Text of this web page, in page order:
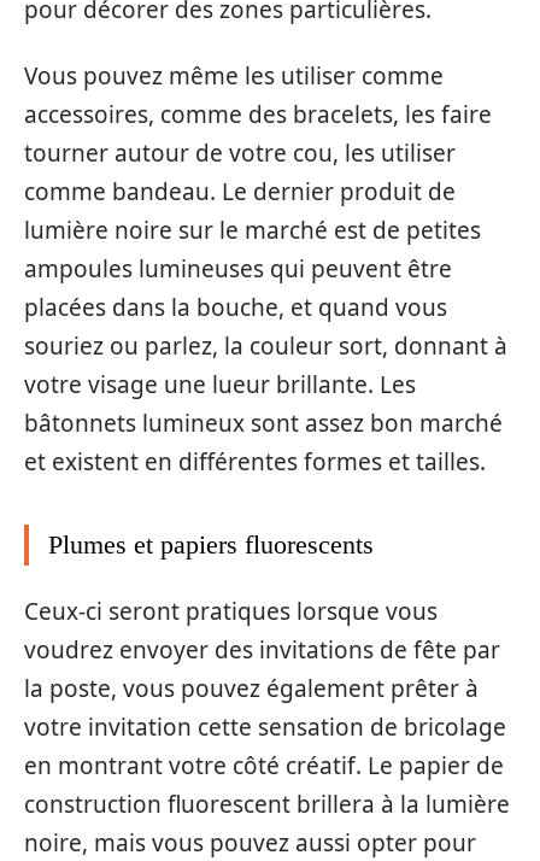
pour décorer des zones particulières.
Vous pouvez même les utiliser comme
accessoires, comme des bracelets, les faire
tourner autour de votre cou, les utiliser
comme bandeau. Le dernier produit de
lumière noire sur le marché est de petites
ampoules lumineuses qui peuvent être
placées dans la bouche, et quand vous
souriez ou parlez, la couleur sort, donnant à
votre visage une lueur brillante. Les
bâtonnets lumineux sont assez bon marché
et existent en différentes formes et tailles.
Plumes et papiers fluorescents
Ceux-ci seront pratiques lorsque vous
voudrez envoyer des invitations de fête par
la poste, vous pouvez également prêter à
votre invitation cette sensation de bricolage
en montrant votre côté créatif. Le papier de
construction fluorescent brillera à la lumière
noire, mais vous pouvez aussi opter pour